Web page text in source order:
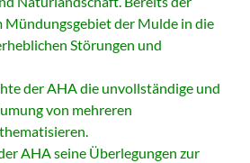
Mündungsgebiet der Mulde in die
Störungen und
der AHA die unvollständige und
von mehreren
AHA seine Überlegungen zur